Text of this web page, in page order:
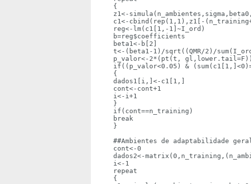
    {
z1<-
c1<-cbind(rep(1,1),z1[-
    reg<-lm(c1[1,-1]~I_ord)
    b=reg$coefficients
    beta1<-b[2]
t<-(beta1-1)/sqrt((QMR/2)/
    p_valor<-2*(pt(t, gl,lower.tail=F))
if((p_valor<0.05) &
    {
    dados1[i,]<-c1[1,]
    cont<-cont+1
    i<-i+1
    }
    if(cont==n_training)
    break
    }
##Ambientes de adaptabilidade
    cont<-0
dados2<-
    i<-1
    repeat
    {